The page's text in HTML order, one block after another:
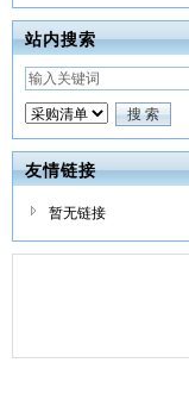
站内搜索
友情链接
暂无链接